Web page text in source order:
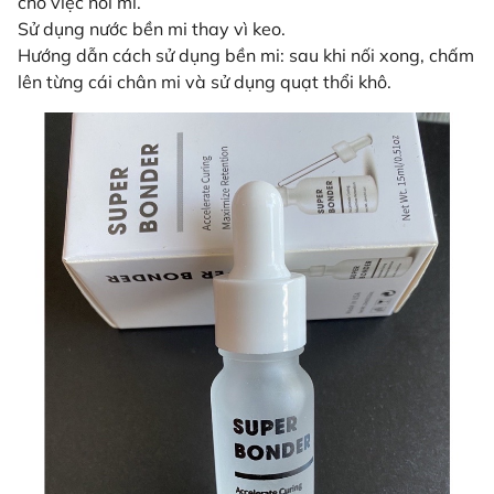
Sử dụng nước bền mi thay vì keo.
Hướng dẫn cách sử dụng bền mi: sau khi nối xong, chấm
lên từng cái chân mi và sử dụng quạt thổi khô.